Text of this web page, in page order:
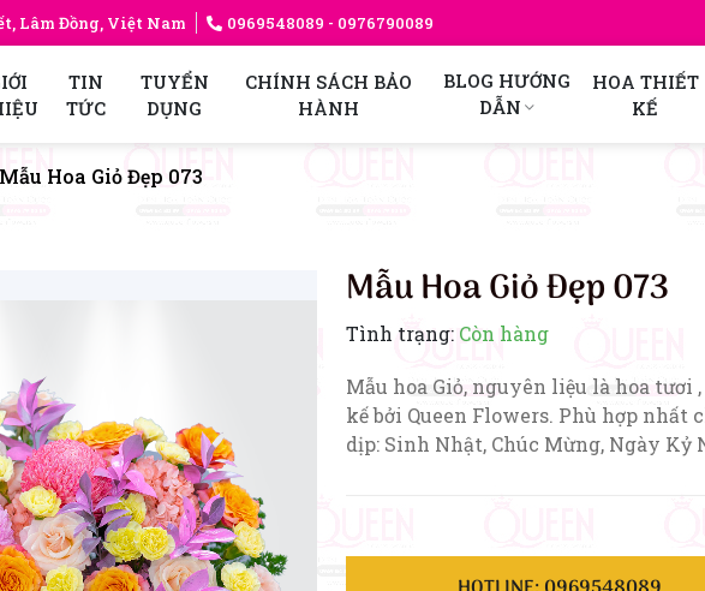
Lâm Đồng, Việt Nam 0969548089 - 0976790089
TIN
TỨC
TUYỂN
DỤNG
CHÍNH SÁCH BẢO
HÀNH
BLOG HƯỚNG
DẪN
HOA THIẾT
KẾ
Mẫu Hoa Giỏ Đẹp 073
Mẫu Hoa Giỏ Đẹp 073
Tình trạng: Còn hàng
Mẫu hoa Giỏ, nguyên liệu là hoa tươi
kế bởi Queen Flowers. Phù hợp nhất
dịp: Sinh Nhật, Chúc Mừng, Ngày Kỷ